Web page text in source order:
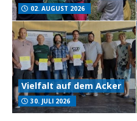
02. AUGUST 2026
Vielfalt auf dem Acker
30. JULI 2026